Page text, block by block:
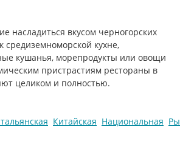
насладиться вкусом черногорских
средиземноморской кухне,
кушанья, морепродукты или овощи
пристрастиям рестораны в
целиком и полностью.
Китайская Национальная